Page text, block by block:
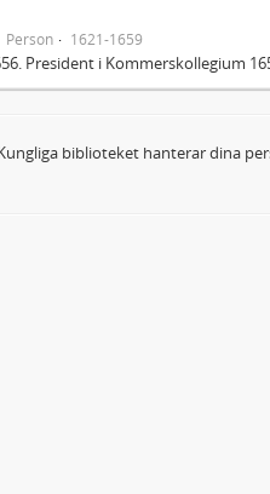
Person 1621-1659
President i Kommerskollegium
biblioteket hanterar dina